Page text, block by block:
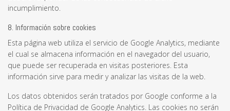
incumplimiento.
8. Información sobre cookies
Esta página web utiliza el servicio de Google Analytics, mediante
el cual se almacena información en el navegador del usuario,
que puede ser recuperada en visitas posteriores. Esta
información sirve para medir y analizar las visitas de la web.
Los datos obtenidos serán tratados por Google conforme a la
Política de Privacidad de Google Analytics. Las cookies no serán